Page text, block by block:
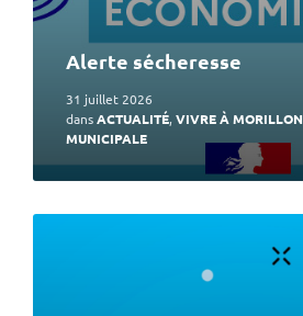
Alerte sécheresse
31 juillet 2026
dansACTUALITÉ, VIVRE À MORILLON
MUNICIPALE
En